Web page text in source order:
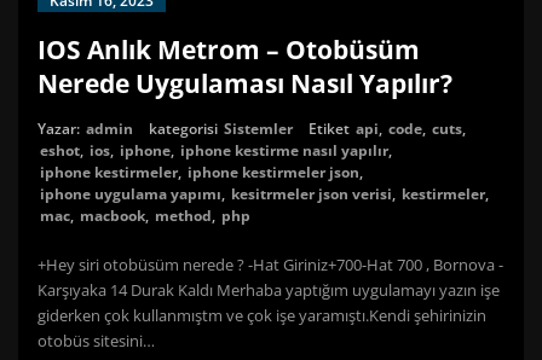
IOS Anlık Metrom – Otobüsüm
Nerede Uygulaması Nasıl Yapılır?
Yazar: admin kategorisi Sistemler Etiket api, code, cuts,
eshot, ios, iphone, iphone kestirme nasıl yapılır,
iphone kestirmeler, iphone kestirmeler json,
iphone uygulama yapımı, kesitrmeler json verisi, kestirmeler,
mac, macbook, method, php
+Hey siri otobüsüm nerede ? -Hat Giriniz+700-Hat 700 , Bornova -
Karşıyaka 14 Durak Kaldı Merhaba yaptığım uygulamayı yazın işe
giderken çok kullanmıştm ve çok işe yaramıştı.Kendi şehirinizin
otobüs sitesini…